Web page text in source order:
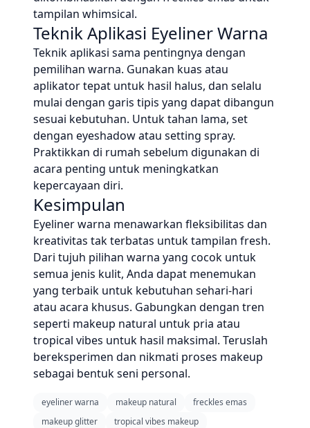
tampilan whimsical.
Teknik Aplikasi Eyeliner Warna
Teknik aplikasi sama pentingnya dengan
pemilihan warna. Gunakan kuas atau
aplikator tepat untuk hasil halus, dan selalu
mulai dengan garis tipis yang dapat dibangun
sesuai kebutuhan. Untuk tahan lama, set
dengan eyeshadow atau setting spray.
Praktikkan di rumah sebelum digunakan di
acara penting untuk meningkatkan
kepercayaan diri.
Kesimpulan
Eyeliner warna menawarkan fleksibilitas dan
kreativitas tak terbatas untuk tampilan fresh.
Dari tujuh pilihan warna yang cocok untuk
semua jenis kulit, Anda dapat menemukan
yang terbaik untuk kebutuhan sehari-hari
atau acara khusus. Gabungkan dengan tren
seperti makeup natural untuk pria atau
tropical vibes untuk hasil maksimal. Teruslah
bereksperimen dan nikmati proses makeup
sebagai bentuk seni personal.
eyeliner warna makeup natural
freckles emas
makeup glitter
tropical vibes makeup